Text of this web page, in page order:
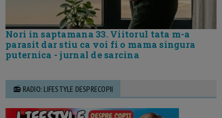
Nori in saptamana 33. Viitorul tata m-a
parasit dar stiu ca voi fi o mama singura
puternica - jurnal de sarcina
📻 RADIO: LIFESTYLE DESPRECOPII